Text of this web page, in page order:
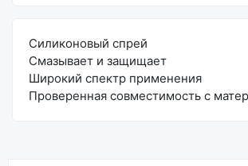
Силиконовый спрей
Смазывает и защищает
Широкий спектр применения
Проверенная совместимость с